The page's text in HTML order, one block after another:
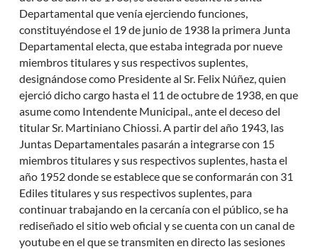
Departamental que venía ejerciendo funciones,
constituyéndose el 19 de junio de 1938 la primera Junta
Departamental electa, que estaba integrada por nueve
miembros titulares y sus respectivos suplentes,
designándose como Presidente al Sr. Felix Núñez, quien
ejerció dicho cargo hasta el 11 de octubre de 1938, en que
asume como Intendente Municipal., ante el deceso del
titular Sr. Martiniano Chiossi. A partir del año 1943, las
Juntas Departamentales pasarán a integrarse con 15
miembros titulares y sus respectivos suplentes, hasta el
año 1952 donde se establece que se conformarán con 31
Ediles titulares y sus respectivos suplentes, para
continuar trabajando en la cercanía con el público, se ha
rediseñado el sitio web oficial y se cuenta con un canal de
youtube en el que se transmiten en directo las sesiones